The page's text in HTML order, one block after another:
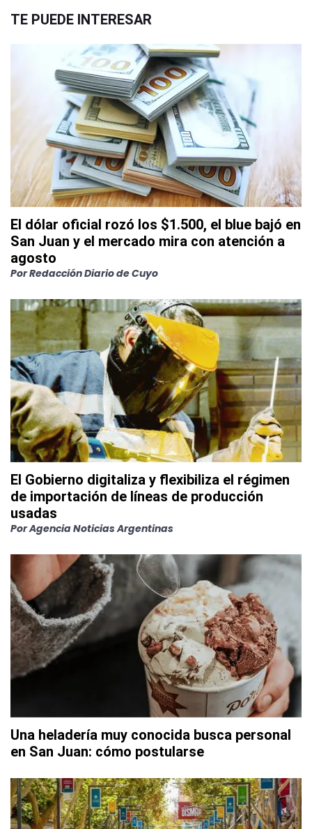
TE PUEDE INTERESAR
El dólar oficial rozó los $1.500, el blue bajó en
San Juan y el mercado mira con atención a
agosto
PorRedacción Diario de Cuyo
El Gobierno digitaliza y flexibiliza el régimen
de importación de líneas de producción
usadas
PorAgencia Noticias Argentinas
Una heladería muy conocida busca personal
en San Juan: cómo postularse